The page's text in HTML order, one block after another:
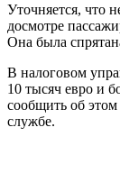
Уточняется, что
досмотре
Она была
В налоговом
10 тысяч евро и
сообщить об
службе.